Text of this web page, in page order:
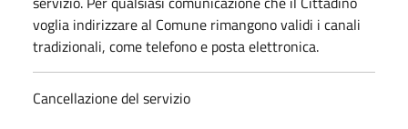
voglia indirizzare al Comune rimangono validi i canali
tradizionali, come telefono e posta elettronica.
Cancellazione del servizio